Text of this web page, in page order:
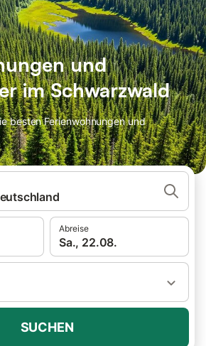
und
im Schwarzwald
besten Ferienwohnungen und
Abreise
Sa., 22.08.
SUCHEN